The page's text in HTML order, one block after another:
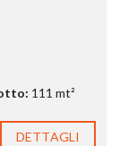
111 mt²
DETTAGLI